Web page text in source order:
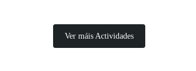
Ver máis Actividades